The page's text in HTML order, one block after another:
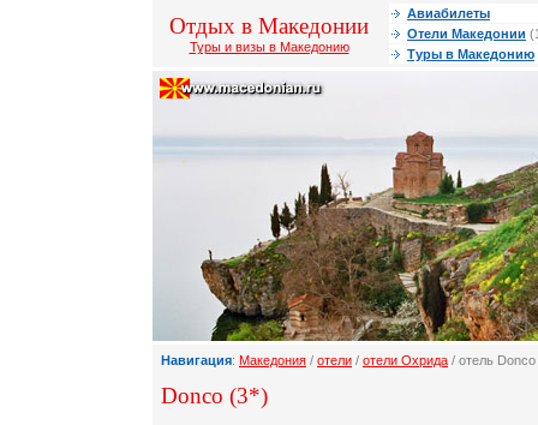
Отдых в Македонии
Туры и визы в Македонию
Авиабилеты
Отели Македонии
Туры в Македонию
Навигация: Македония / отели / отели Охрида / отель Donco
Donco (3*)